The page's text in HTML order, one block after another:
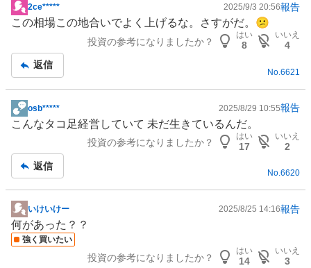
掲
示
事
2ce***** 2025/9/3 20:56報告
この相場この地合いでよく上げるな。さすがだ。😕
投資の参考になりましたか？
はい
8
いいえ
4
返信
No. 6621
掲
示
事
osb***** 2025/8/29 10:55報告
こんなタコ足経営していて 未だ生きているんだ。
投資の参考になりましたか？
はい
17
いいえ
2
返信
No.6620
掲
示
板
いけいけー 2025/8/25 14:16報告
何があった？？
強く買いたい
投資の参考になりましたか？
はい
14
いいえ
3